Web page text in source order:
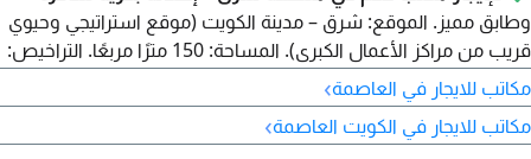
وطابق مميز. الموقع: شرق – مدينة الكويت (موقع استراتيجي وحيوي
قريب من مراكز الأعمال الكبرى). المساحة: 150 مترًا مربعًا. التراخيص:
يتوفر 3 أرقام آلية (تراخيص تجارية). التشطيب والديكور: المكتب
مقسم وجاهز للانتقال والتشغيل الفوري بتشطيبات وديكورات فاخرة.
الإطلالة: إطلالة بحرية مباشرة توفر بيئة عمل ملهمة وراقية.
مكاتب للايجار في العاصمة›
مكاتب للايجار في الكويت العاصمة›